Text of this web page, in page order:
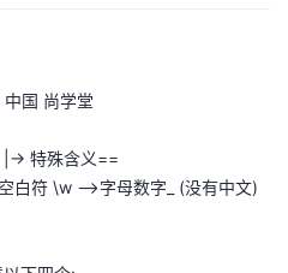
国 尚学堂
特殊含义==
符 \w –>字母数字_ (没有中文)